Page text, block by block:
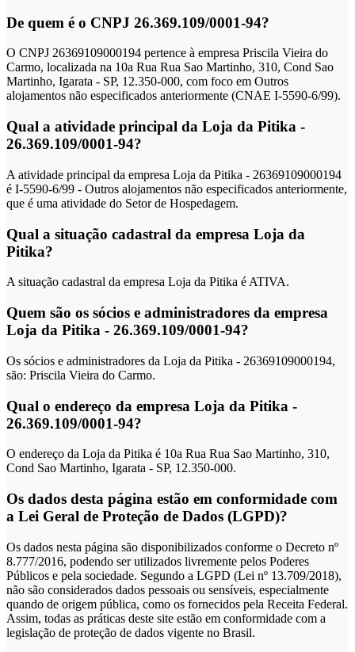
De quem é o CNPJ 26.369.109/0001-94?
O CNPJ 26369109000194 pertence à empresa Priscila Vieira do
Carmo, localizada na 10a Rua Rua Sao Martinho, 310, Cond Sao
Martinho, Igarata - SP, 12.350-000, com foco em Outros
alojamentos não especificados anteriormente (CNAE I-5590-6/99).
Qual a atividade principal da Loja da Pitika -
26.369.109/0001-94?
A atividade principal da empresa Loja da Pitika - 26369109000194
é I-5590-6/99 - Outros alojamentos não especificados anteriormente,
que é uma atividade do Setor de Hospedagem.
Qual a situação cadastral da empresa Loja da
Pitika?
A situação cadastral da empresa Loja da Pitika é ATIVA.
Quem são os sócios e administradores da empresa
Loja da Pitika - 26.369.109/0001-94?
Os sócios e administradores da Loja da Pitika - 26369109000194,
são: Priscila Vieira do Carmo.
Qual o endereço da empresa Loja da Pitika -
26.369.109/0001-94?
O endereço da Loja da Pitika é 10a Rua Rua Sao Martinho, 310,
Cond Sao Martinho, Igarata - SP, 12.350-000.
Os dados desta página estão em conformidade com
a Lei Geral de Proteção de Dados (LGPD)?
Os dados nesta página são disponibilizados conforme o Decreto nº
8.777/2016, podendo ser utilizados livremente pelos Poderes
Públicos e pela sociedade. Segundo a LGPD (Lei nº 13.709/2018),
não são considerados dados pessoais ou sensíveis, especialmente
quando de origem pública, como os fornecidos pela Receita Federal.
Assim, todas as práticas deste site estão em conformidade com a
legislação de proteção de dados vigente no Brasil.